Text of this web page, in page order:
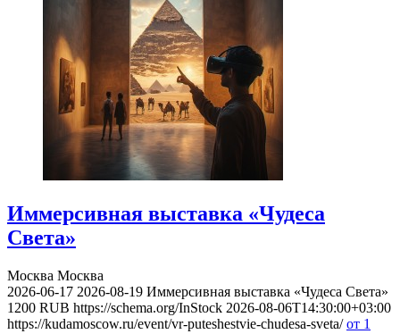
Иммерсивная выставка «Чудеса
Света»
Москва Москва
2026-06-17 2026-08-19 Иммерсивная выставка «Чудеса Света»
1200 RUB https://schema.org/InStock 2026-08-06T14:30:00+03:00
https://kudamoscow.ru/event/vr-puteshestvie-chudesa-sveta/ от 1